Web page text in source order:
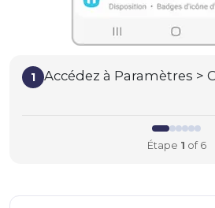
1 Accédez à Paramètres >
Étape 1 of 6